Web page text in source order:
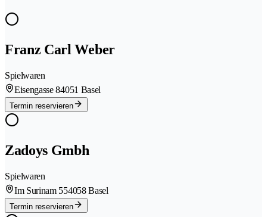
Franz Carl Weber
Spielwaren
Eisengasse 84051 Basel
Termin reservieren
Zadoys Gmbh
Spielwaren
Im Surinam 554058 Basel
Termin reservieren